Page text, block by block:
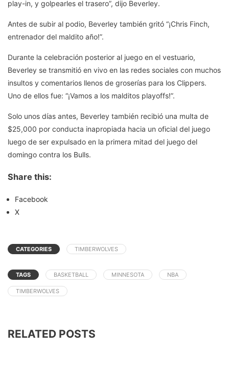
play-in, y golpearles el trasero”, dijo Beverley.
Antes de subir al podio, Beverley también gritó “¡Chris Finch,
entrenador del maldito año!”.
Durante la celebración posterior al juego en el vestuario,
Beverley se transmitió en vivo en las redes sociales con muchos
insultos y comentarios llenos de groserías para los Clippers.
Uno de ellos fue: “¡Vamos a los malditos playoffs!”.
Solo unos días antes, Beverley también recibió una multa de
$25,000 por conducta inapropiada hacia un oficial del juego
luego de ser expulsado en la primera mitad del juego del
domingo contra los Bulls.
Share this:
Facebook
X
CATEGORIES TIMBERWOLVES
TAGS BASKETBALL MINNESOTA NBA
TIMBERWOLVES
RELATED POSTS